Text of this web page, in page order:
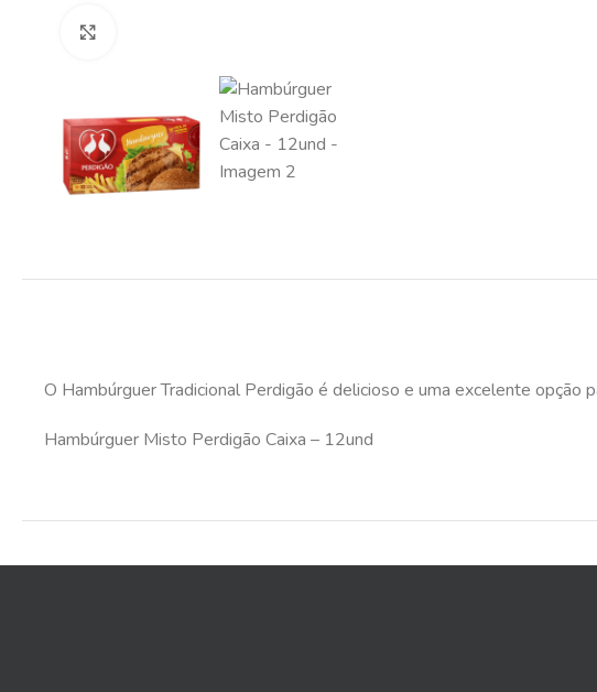
O Hambúrguer Tradicional Perdigão é delicioso e uma excelente opção
Hambúrguer Misto Perdigão Caixa – 12und